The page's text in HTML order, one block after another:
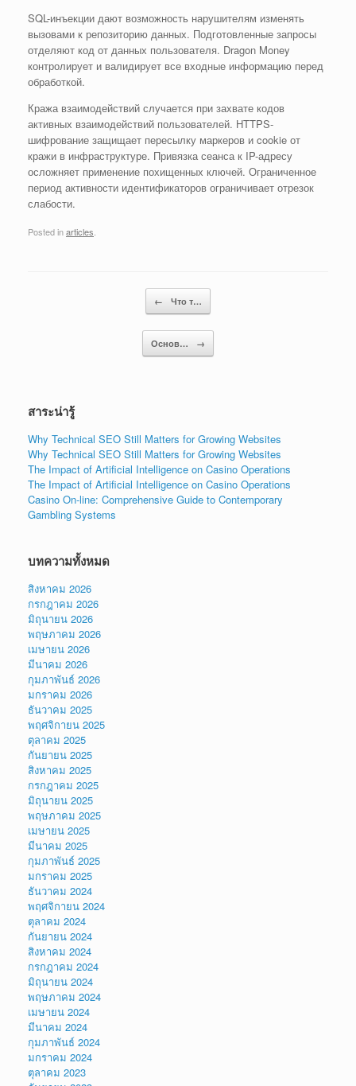
SQL-инъекции дают возможность нарушителям изменять
вызовами к репозиторию данных. Подготовленные запросы
отделяют код от данных пользователя. Dragon Money
контролирует и валидирует все входные информацию перед
обработкой.
Кража взаимодействий случается при захвате кодов
активных взаимодействий пользователей. HTTPS-
шифрование защищает пересылку маркеров и cookie от
кражи в инфраструктуре. Привязка сеанса к IP-адресу
осложняет применение похищенных ключей. Ограниченное
период активности идентификаторов ограничивает отрезок
слабости.
Posted inarticles.
← Что т…
Основ… →
สาระน่ารู้
Why Technical SEO Still Matters for Growing Websites
Why Technical SEO Still Matters for Growing Websites
The Impact of Artificial Intelligence on Casino Operations
The Impact of Artificial Intelligence on Casino Operations
Casino On-line: Comprehensive Guide to Contemporary
Gambling Systems
บทความทั้งหมด
สิงหาคม 2026
กรกฎาคม 2026
มิถุนายน 2026
พฤษภาคม 2026
เมษายน 2026
มีนาคม 2026
กุมภาพันธ์ 2026
มกราคม 2026
ธันวาคม 2025
พฤศจิกายน 2025
ตุลาคม 2025
กันยายน 2025
สิงหาคม 2025
กรกฎาคม 2025
มิถุนายน 2025
พฤษภาคม 2025
เมษายน 2025
มีนาคม 2025
กุมภาพันธ์ 2025
มกราคม 2025
ธันวาคม 2024
พฤศจิกายน 2024
ตุลาคม 2024
กันยายน 2024
สิงหาคม 2024
กรกฎาคม 2024
มิถุนายน 2024
พฤษภาคม 2024
เมษายน 2024
มีนาคม 2024
กุมภาพันธ์ 2024
มกราคม 2024
ตุลาคม 2023